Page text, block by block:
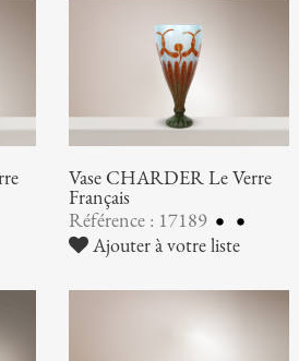
Vase CHARDER Le Verre
Français
Référence : 17189
Ajouter à votre liste